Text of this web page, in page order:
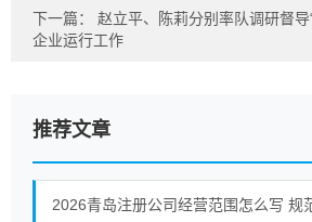
下一篇： 赵立平、陈莉分别率队调研督导
企业运行工作
推荐文章
2026青岛注册公司经营范围怎么写 规